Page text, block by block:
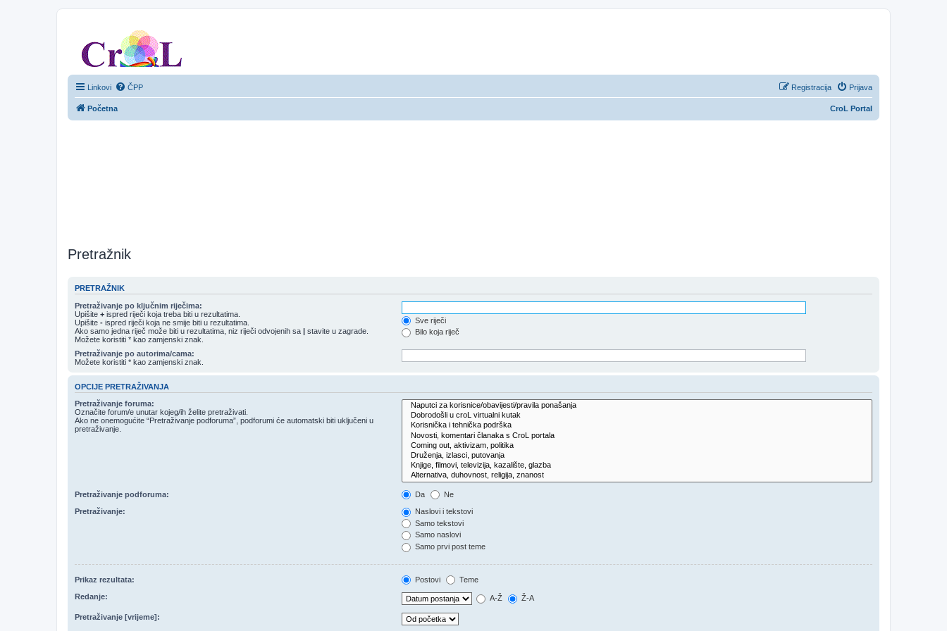
Linkovi ČPP Prijava
Registracija
CroL Portal
Početna
Pretražnik
PRETRAŽNIK
Pretraživanje po ključnim riječima:
Upišite + ispred riječi koja treba biti u rezultatima.
Upišite - ispred riječi koja ne smije biti u rezultatima.
Ako samo jedna riječ može biti u rezultatima, niz riječi odvojenih sa | stavite u zagrade.
Možete koristiti * kao zamjenski znak.
Sve riječi
Bilo koja riječ
Pretraživanje po autorima/cama:
Možete koristiti * kao zamjenski znak.
OPCIJE PRETRAŽIVANJA
Pretraživanje foruma:
Označite forum/e unutar kojeg/ih želite pretraživati.
Ako ne onemogućite “Pretraživanje podforuma”, podforumi će automatski biti uključeni u
pretraživanje.
Pretraživanje podforuma: Da Ne
Pretraživanje:
Naslovi i tekstovi
Samo tekstovi
Samo naslovi
Samo prvi post teme
Prikaz rezultata: Postovi Teme
Redanje: A-Ž Ž-A
Pretraživanje [vrijeme]: